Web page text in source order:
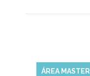
ÁREA MASTER